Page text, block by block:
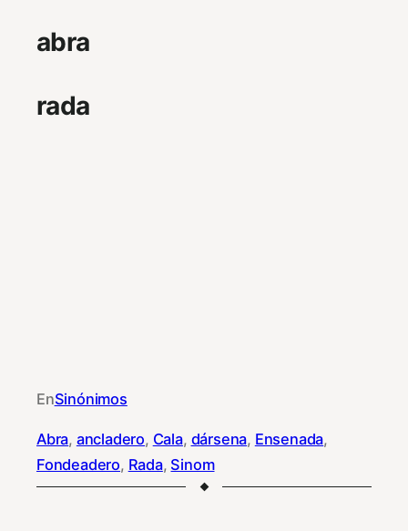
abra
rada
EnSinónimos
Abra, ancladero, Cala, dársena, Ensenada
Fondeadero, Rada, Sinom